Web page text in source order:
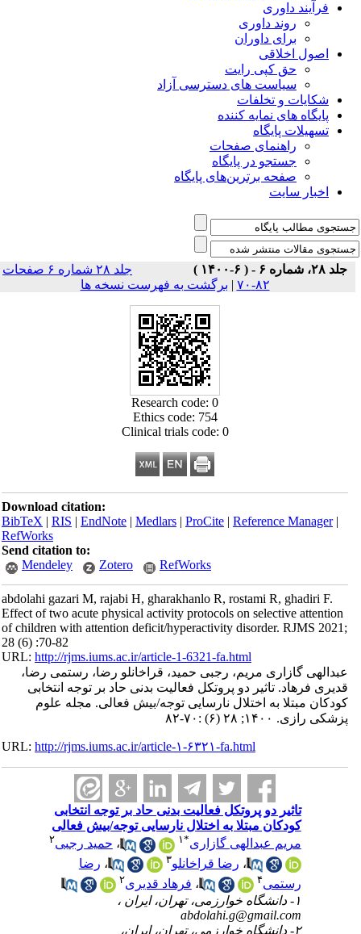
فرآیند داوری
روند داوری
برای داوران
اصول اخلاقی
حق کپی رایت
سیاست های دسترسی آزاد
شکایات و تخلفات
پایگاه های نمایه کننده
تسهیلات پایگاه
راهنمای صفحات
جستجو در پایگاه
صفحه برترین‌های پایگاه
اخبار سایت
جلد ۲۸، شماره ۶ - ( ۶-۱۴۰۰ )
جلد ۲۸ شماره ۶ صفحات
۸۲-۷۰
|برگشت به فهرست نسخه ها
Research code: 0
Ethics code: 754
Clinical trials code: 0
Download citation:
BibTeX|RIS|EndNote|Medlars|ProCite|Reference Manager
RefWorks
Send citation to:
Mendeley
Zotero RefWorks
abdolahi gazari M, rajabi H, gharakhanlo R, rostami R, ghadiri F.
Effect of two acute physical activity protocols on selective attention
of children with attention deficit/hyperactivity disorder. RJMS 2021;
28 (6) :70-82
URL:http://rjms.iums.ac.ir/article-1-6321-fa.html
عبدالهی گازاری مریم، رجبی حمید، قراخانلو رضا، رستمی رضا،
قدیری فرهاد. تاثیر دو پروتکل فعالیت بدنی حاد بر توجه انتخابی
کودکان مبتلا به اختلال نارسایی توجه/بیش فعالی. مجله علوم
پزشکی رازی. ۱۴۰۰; ۲۸ (۶) :۷۰-۸۲
URL:http://rjms.iums.ac.ir/article-۱-۶۳۲۱-fa.html
تاثیر دو پروتکل فعالیت بدنی حاد بر توجه انتخابی
کودکان مبتلا به اختلال نارسایی توجه/بیش فعالی
مریم عبدالهی گازاری* ۱ ،حمید رجبی
،رضا قراخانلو۳ ،رضا
رستمی
،فرهاد قدیری
abdolahi.g@gmail.com